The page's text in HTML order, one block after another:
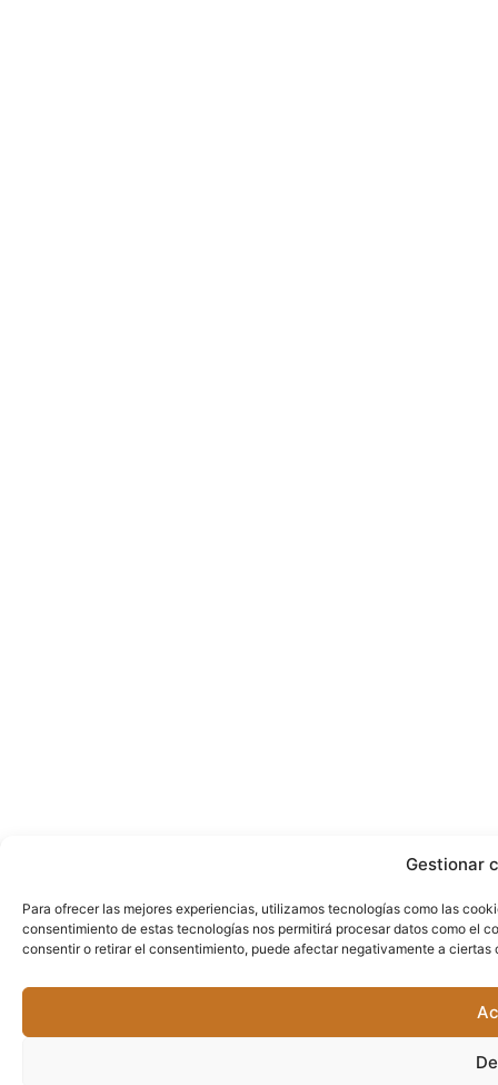
Gestionar
Para ofrecer las mejores experiencias, utilizamos tecnologías como las
consentimiento de estas tecnologías nos permitirá procesar datos como el
consentir o retirar el consentimiento, puede afectar negativamente a